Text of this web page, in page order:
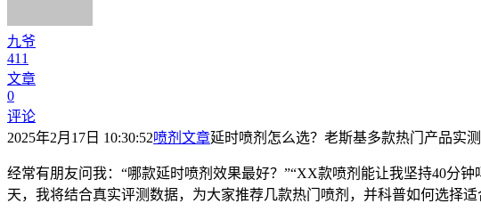
九爷
411
文章
0
评论
2025年2月17日 10:30:52喷剂文章延时喷剂怎么选？老斯基多款热门产品实
经常有朋友问我：“哪款延时喷剂效果最好？”“XX款喷剂能让我坚持40分
天，我将结合真实评测数据，为大家推荐几款热门喷剂，并科普如何选择适